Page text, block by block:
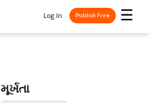
☰
Log In Publish Free
મૂર્ખતા